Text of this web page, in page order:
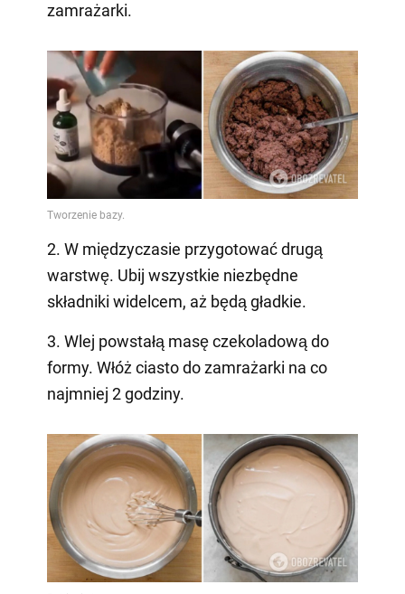
zamrażarki.
2. W międzyczasie przygotować drugą
warstwę. Ubij wszystkie niezbędne
składniki widelcem, aż będą gładkie.
3. Wlej powstałą masę czekoladową do
formy. Włóż ciasto do zamrażarki na co
najmniej 2 godziny.